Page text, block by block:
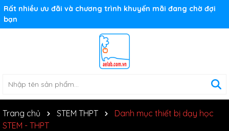
Rất nhiều ưu đãi và chương trình khuyến mãi đang chờ đợi
bạn
Trang chủ STEM THPT
Danh mục thiết bị dạy học
STEM - THPT